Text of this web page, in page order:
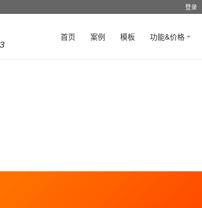
登录
首页 案例 模板 功能&价格